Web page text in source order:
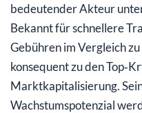
bedeutender Akteur
Bekannt für schnellere
Gebühren im Vergleich
konsequent zu den
Marktkapitalisierung.
Wachstumspotenzial